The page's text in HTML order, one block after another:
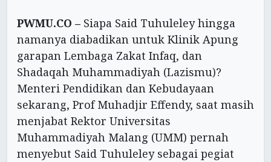
PWMU.CO – Siapa Said Tuhuleley hingga
namanya diabadikan untuk Klinik Apung
garapan Lembaga Zakat Infaq, dan
Shadaqah Muhammadiyah (Lazismu)?
Menteri Pendidikan dan Kebudayaan
sekarang, Prof Muhadjir Effendy, saat masih
menjabat Rektor Universitas
Muhammadiyah Malang (UMM) pernah
menyebut Said Tuhuleley sebagai pegiat